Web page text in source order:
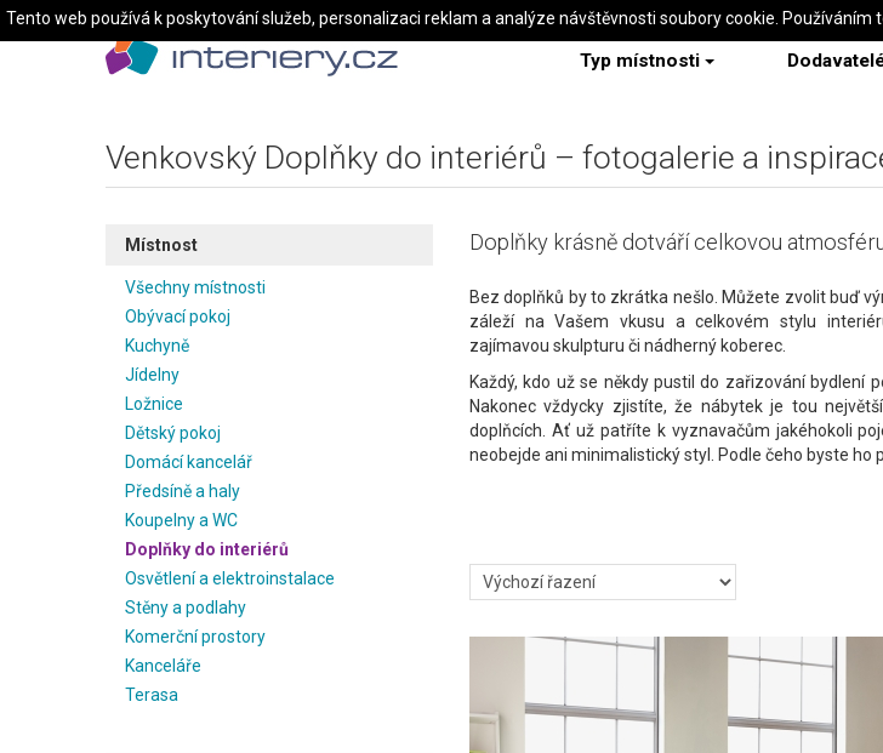
Typ místnosti
Venkovský Doplňky do interiérů – fotogalerie a
Místnost
Všechny místnosti
Obývací pokoj
Kuchyně
Jídelny
Ložnice
Dětský pokoj
Domácí kancelář
Předsíně a haly
Koupelny a WC
Doplňky do interiérů
Osvětlení a elektroinstalace
Stěny a podlahy
Komerční prostory
Kanceláře
Terasa
Doplňky krásně dotváří celkovou
Bez doplňků by to zkrátka nešlo. Můžete zvolit buď
záleží na Vašem vkusu a celkovém stylu
zajímavou skulpturu či nádherný koberec.
Každý, kdo už se někdy pustil do zařizování bydlení
Nakonec vždycky zjistíte, že nábytek je tou
doplňcích. Ať už patříte k vyznavačům jakéhokoli
neobejde ani minimalistický styl. Podle čeho byste ho
Tento web používá k poskytování služeb, personalizaci reklam a analýze návštěvnosti soubory cookie. Používáním